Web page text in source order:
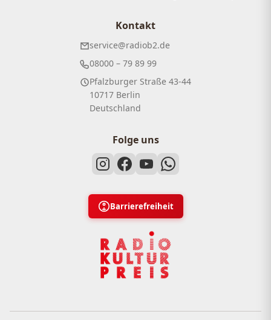
Kontakt
service@radiob2.de
08000 – 79 89 99
Pfalzburger Straße 43-44
10717 Berlin
Deutschland
Folge uns
Barrierefreiheit